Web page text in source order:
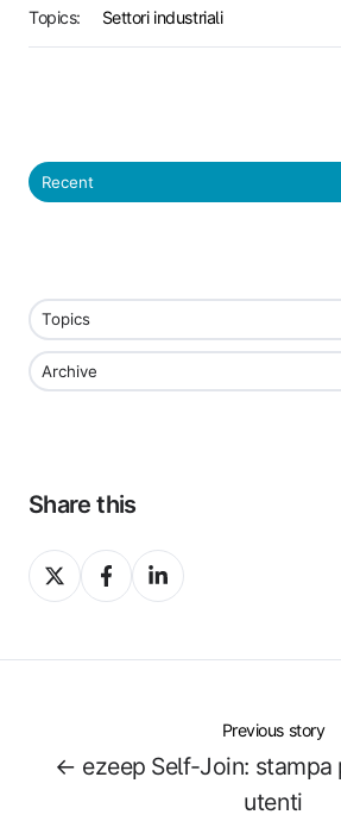
Topics: Settori industriali
Recent
Topics
Archive
Share this
Share
on
Share
on
Share
on
Previous story
← ezeep Self-Join: stampa
utenti